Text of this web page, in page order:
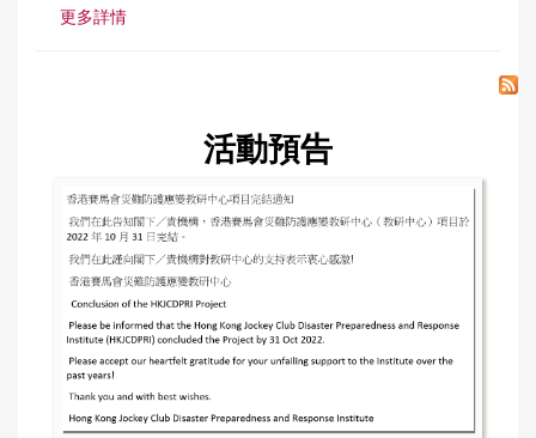
更多詳情
活動預告